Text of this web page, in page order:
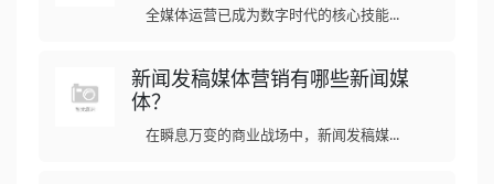
全媒体运营已成为数字时代的核心技能...
新闻发稿媒体营销有哪些新闻媒
体？
在瞬息万变的商业战场中，新闻发稿媒...